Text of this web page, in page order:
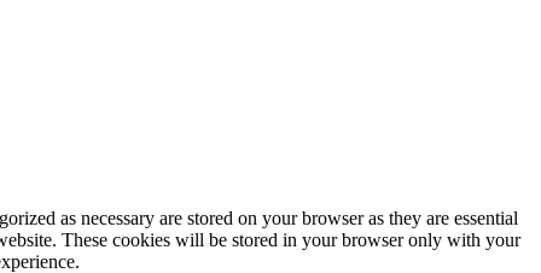
as necessary are stored on your browser as they are essential
These cookies will be stored in your browser only with your